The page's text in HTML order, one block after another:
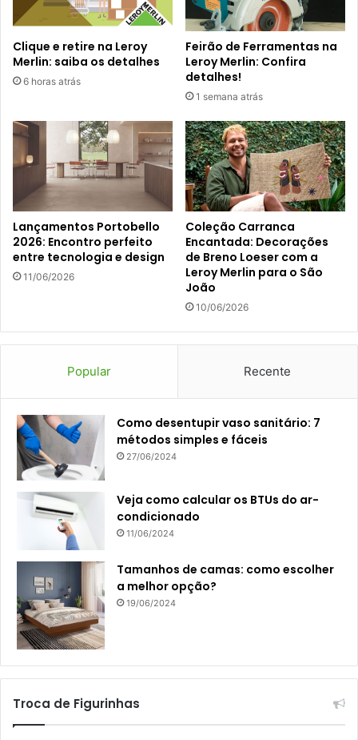
Clique e retire na Leroy
Merlin: saiba os detalhes
6 horas atrás
Feirão de Ferramentas na
Leroy Merlin: Confira
detalhes!
1 semana atrás
Lançamentos Portobello
2026: Encontro perfeito
entre tecnologia e design
11/06/2026
Coleção Carranca
Encantada: Decorações
de Breno Loeser com a
Leroy Merlin para o São
João
10/06/2026
Popular Recente
Como desentupir vaso sanitário: 7
métodos simples e fáceis
27/06/2024
Veja como calcular os BTUs do ar-
condicionado
11/06/2024
Tamanhos de camas: como escolher
a melhor opção?
19/06/2024
Troca de Figurinhas